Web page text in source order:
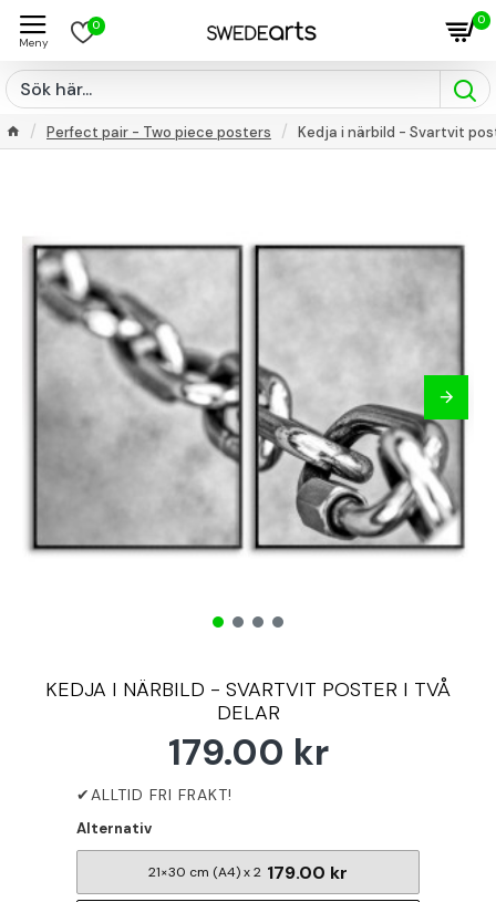
0 0
Perfect pair - Two piece posters Kedja i närbild - Svartvit
KEDJA I NÄRBILD - SVARTVIT POSTER I TVÅ
DELAR
179.00 kr
Alternativ
21×30 cm (A4) x 2 179.00 kr